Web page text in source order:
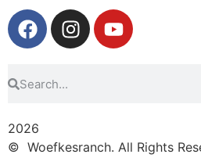
2026
© Woefkesranch. All Rights